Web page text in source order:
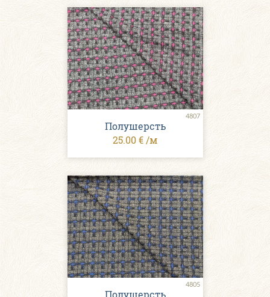
4807
Полушерсть
25.00 € /м
4805
Полушерсть